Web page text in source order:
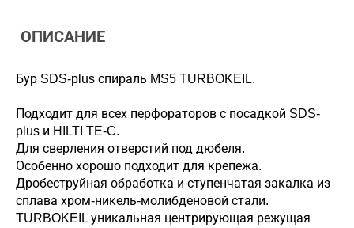
ОПИСАНИЕ
Бур SDS-plus спираль MS5 TURBOKEIL.
Подходит для всех перфораторов с посадкой SDS-
plus и HILTI TE-C.
Для сверления отверстий под дюбеля.
Особенно хорошо подходит для крепежа.
Дробеструйная обработка и ступенчатая закалка из
сплава хром-никель-молибденовой стали.
TURBOKEIL уникальная центрирующая режущая